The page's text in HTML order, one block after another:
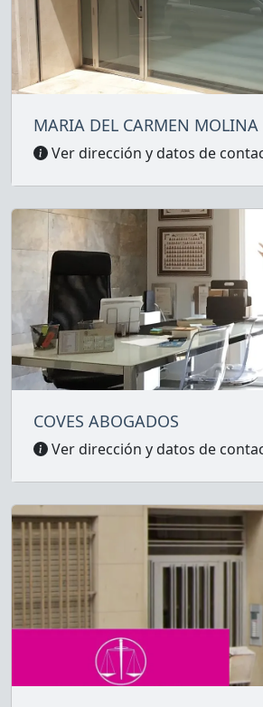
MARIA DEL CARMEN
Ver dirección y datos de
COVES ABOGADOS
Ver dirección y datos de